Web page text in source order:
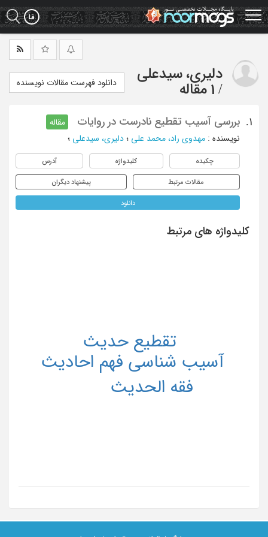
Skip
to
main
دلیری، سیدعلی
/ 1 مقاله دانلود فهرست مقالات نویسنده
1. بررسی آسیب تقطیع نادرست در روایات
مقاله
نویسنده : مهدوی راد، محمد علی ؛ دلیری، سیدعلی ؛
چکیده کلیدواژه آدرس
مقالات مرتبط پیشنهاد دیگران
دانلود
کلیدواژه های مرتبط
آسیب شناسی فهم احادیث
تقطیع حدیث
فقه الحدیث